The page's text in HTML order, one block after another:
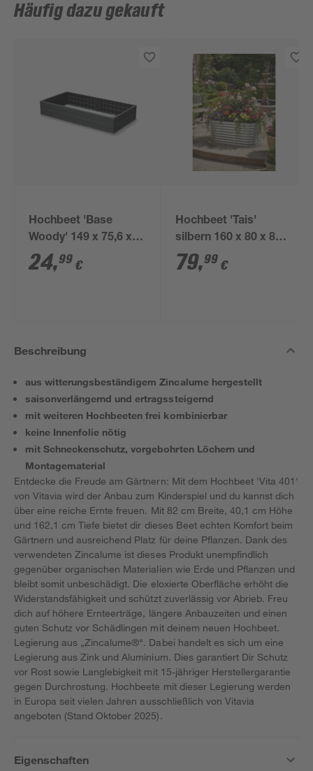
Häufig dazu gekauft
Hochbeet 'Base
Woody' 149 x 75,6 x
25 cm anthrazit
24,99 €
Hochbeet 'Tais'
silbern 160 x 80 x 80
cm
79,99 €
Beschreibung
aus witterungsbeständigem Zincalume hergestellt
saisonverlängernd und ertragssteigernd
mit weiteren Hochbeeten frei kombinierbar
keine Innenfolie nötig
mit Schneckenschutz, vorgebohrten Löchern und
Montagematerial
Entdecke die Freude am Gärtnern: Mit dem Hochbeet 'Vita 401'
von Vitavia wird der Anbau zum Kinderspiel und du kannst dich
über eine reiche Ernte freuen. Mit 82 cm Breite, 40,1 cm Höhe
und 162,1 cm Tiefe bietet dir dieses Beet echten Komfort beim
Gärtnern und ausreichend Platz für deine Pflanzen. Dank des
verwendeten Zincalume ist dieses Produkt unempfindlich
gegenüber organischen Materialien wie Erde und Pflanzen und
bleibt somit unbeschädigt. Die eloxierte Oberfläche erhöht die
Widerstandsfähigkeit und schützt zuverlässig vor Abrieb. Freu
dich auf höhere Ernteerträge, längere Anbauzeiten und einen
guten Schutz vor Schädlingen mit deinem neuen Hochbeet.
Legierung aus „Zincalume®“. Dabei handelt es sich um eine
Legierung aus Zink und Aluminium. Dies garantiert Dir Schutz
vor Rost sowie Langlebigkeit mit 15-jähriger Herstellergarantie
gegen Durchrostung. Hochbeete mit dieser Legierung werden
in Europa seit vielen Jahren ausschließlich von Vitavia
angeboten (Stand Oktober 2025).
Eigenschaften